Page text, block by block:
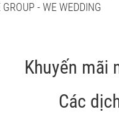
- WE WEDDING
Khuyến mãi
Các